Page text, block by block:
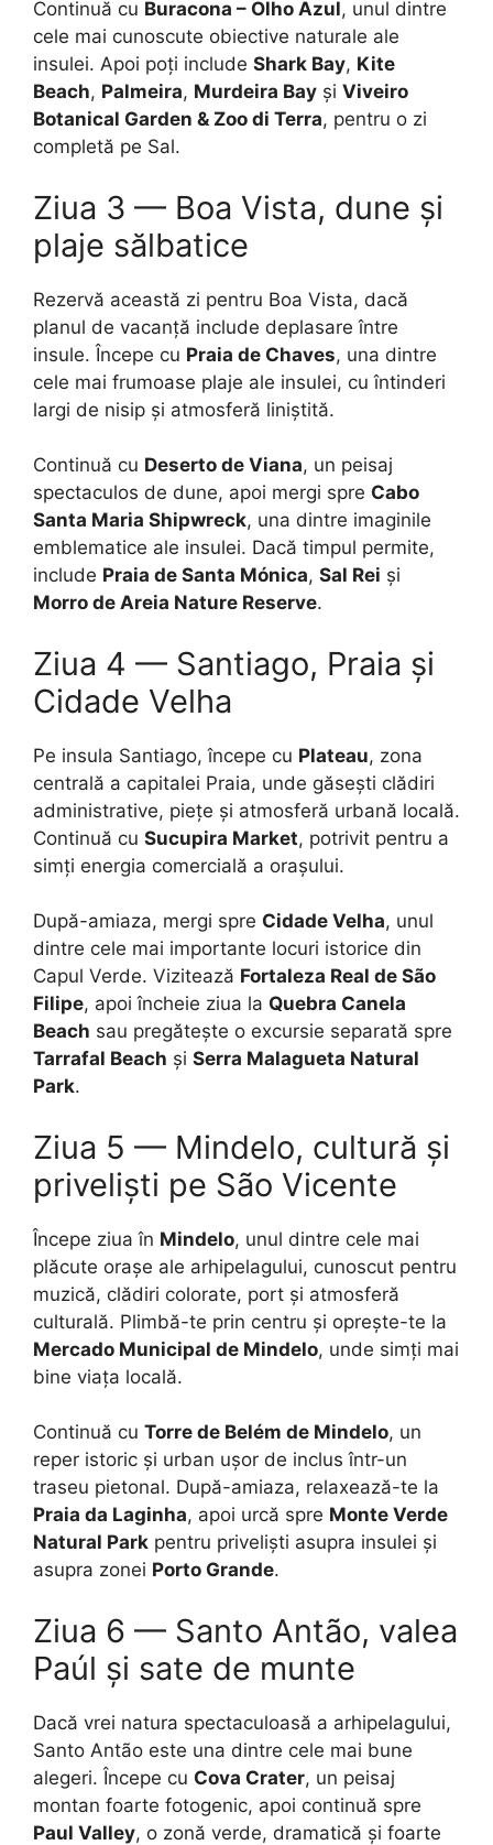
Continuă cu Buracona – Olho Azul, unul dintre
cele mai cunoscute obiective naturale ale
insulei. Apoi poți include Shark Bay, Kite
Beach, Palmeira, Murdeira Bay și Viveiro
Botanical Garden & Zoo di Terra, pentru o zi
completă pe Sal.
Ziua 3 — Boa Vista, dune și
plaje sălbatice
Rezervă această zi pentru Boa Vista, dacă
planul de vacanță include deplasare între
insule. Începe cu Praia de Chaves, una dintre
cele mai frumoase plaje ale insulei, cu întinderi
largi de nisip și atmosferă liniștită.
Continuă cu Deserto de Viana, un peisaj
spectaculos de dune, apoi mergi spre Cabo
Santa Maria Shipwreck, una dintre imaginile
emblematice ale insulei. Dacă timpul permite,
include Praia de Santa Mónica, Sal Rei și
Morro de Areia Nature Reserve.
Ziua 4 — Santiago, Praia și
Cidade Velha
Pe insula Santiago, începe cu Plateau, zona
centrală a capitalei Praia, unde găsești clădiri
administrative, piețe și atmosferă urbană locală.
Continuă cu Sucupira Market, potrivit pentru a
simți energia comercială a orașului.
După-amiaza, mergi spre Cidade Velha, unul
dintre cele mai importante locuri istorice din
Capul Verde. Vizitează Fortaleza Real de São
Filipe, apoi încheie ziua la Quebra Canela
Beach sau pregătește o excursie separată spre
Tarrafal Beach și Serra Malagueta Natural
Park.
Ziua 5 — Mindelo, cultură și
priveliști pe São Vicente
Începe ziua în Mindelo, unul dintre cele mai
plăcute orașe ale arhipelagului, cunoscut pentru
muzică, clădiri colorate, port și atmosferă
culturală. Plimbă-te prin centru și oprește-te la
Mercado Municipal de Mindelo, unde simți mai
bine viața locală.
Continuă cu Torre de Belém de Mindelo, un
reper istoric și urban ușor de inclus într-un
traseu pietonal. După-amiaza, relaxează-te la
Praia da Laginha, apoi urcă spre Monte Verde
Natural Park pentru priveliști asupra insulei și
asupra zonei Porto Grande.
Ziua 6 — Santo Antão, valea
Paúl și sate de munte
Dacă vrei natura spectaculoasă a arhipelagului,
Santo Antão este una dintre cele mai bune
alegeri. Începe cu Cova Crater, un peisaj
montan foarte fotogenic, apoi continuă spre
Paul Valley, o zonă verde, dramatică și foarte